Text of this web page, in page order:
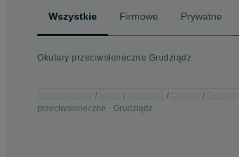
Wszystkie Firmowe Prywatne
Okulary przeciwsłoneczne Grudziądz
przeciwsłoneczne - Grudziądz